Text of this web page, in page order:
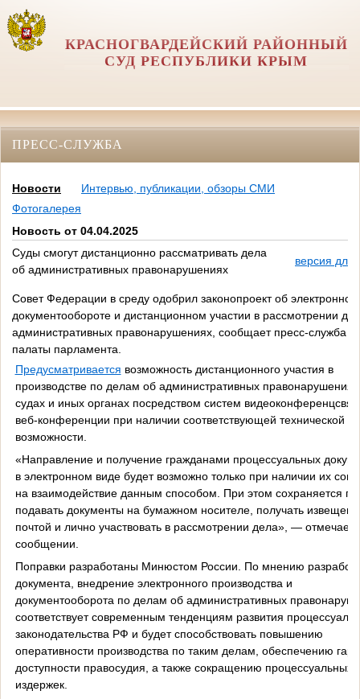
КРАСНОГВАРДЕЙСКИЙ РАЙОННЫЙ
СУД РЕСПУБЛИКИ КРЫМ
ПРЕСС-СЛУЖБА
Новости
Интервью, публикации, обзоры СМИ
Фотогалерея
Новость от 04.04.2025
Суды смогут дистанционно рассматривать дела
об административных правонарушениях
версия для
Совет Федерации в среду одобрил законопроект об электронном
документообороте и дистанционном участии в рассмотрении
административных правонарушениях, сообщает пресс-служба
палаты парламента.
Предусматривается возможность дистанционного участия в
производстве по делам об административных
судах и иных органах посредством систем
веб-конференции при наличии соответствующей технической
возможности.
«Направление и получение гражданами процессуальных
в электронном виде будет возможно только при наличии их
на взаимодействие данным способом. При этом сохраняется
подавать документы на бумажном носителе, получать
почтой и лично участвовать в рассмотрении дела», —
сообщении.
Поправки разработаны Минюстом России. По мнению
документа, внедрение электронного производства и
документооборота по делам об административных
соответствует современным тенденциям развития
законодательства РФ и будет способствовать повышению
оперативности производства по таким делам, обеспечению
доступности правосудия, а также сокращению процессуальных
издержек.